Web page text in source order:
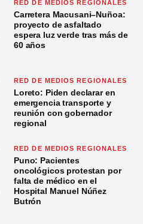
RED DE MEDIOS REGIONALES
Carretera Macusani–Nuñoa:
proyecto de asfaltado
espera luz verde tras más de
60 años
RED DE MEDIOS REGIONALES
Loreto: Piden declarar en
emergencia transporte y
reunión con gobernador
regional
RED DE MEDIOS REGIONALES
Puno: Pacientes
oncológicos protestan por
falta de médico en el
Hospital Manuel Núñez
Butrón